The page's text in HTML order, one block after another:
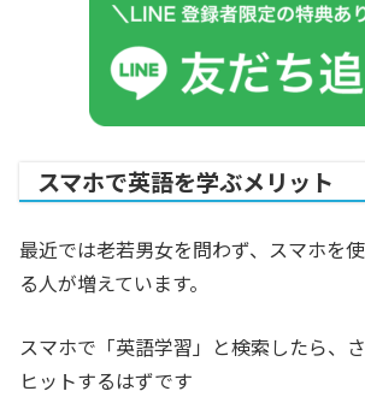
スマホで英語を学ぶメリット
最近では老若男女を問わず、スマホを
る人が増えています。
スマホで「英語学習」と検索したら、
ヒットするはずです